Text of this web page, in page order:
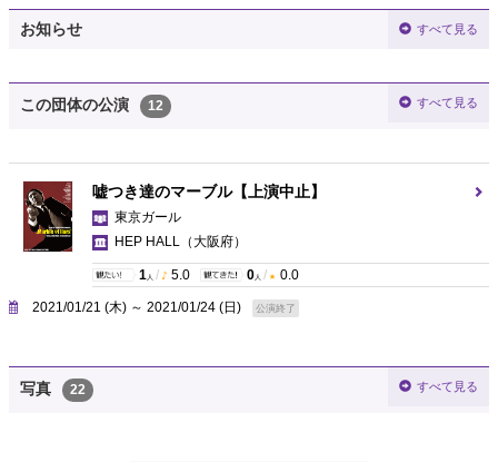
お知らせ すべて見る
この団体の公演 12 すべて見る
嘘つき達のマーブル【上演中止】
東京ガール
HEP HALL
（大阪府）
1 人 / 5.0 0 人 / 0.0
2021/01/21 (木) ～ 2021/01/24 (日) 公演終了
写真 22 すべて見る